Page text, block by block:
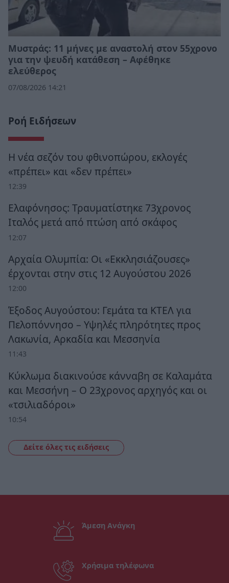
Μυστράς: 11 μήνες με αναστολή στον 55χρονο
για την ψευδή κατάθεση – Αφέθηκε
ελεύθερος
07/08/2026 14:21
Ροή Ειδήσεων
Η νέα σεζόν του φθινοπώρου, εκλογές
«πρέπει» και «δεν πρέπει»
12:39
Ελαφόνησος: Τραυματίστηκε 73χρονος
Ιταλός μετά από πτώση από σκάφος
12:07
Αρχαία Ολυμπία: Οι «Εκκλησιάζουσες»
έρχονται στην στις 12 Αυγούστου 2026
12:00
Έξοδος Αυγούστου: Γεμάτα τα ΚΤΕΛ για
Πελοπόννησο – Υψηλές πληρότητες προς
Λακωνία, Αρκαδία και Μεσσηνία
11:43
Κύκλωμα διακινούσε κάνναβη σε Καλαμάτα
και Μεσσήνη – Ο 23χρονος αρχηγός και οι
«τσιλιαδόροι»
10:54
Δείτε όλες τις ειδήσεις
Άμεση Ανάγκη
Χρήσιμα τηλέφωνα